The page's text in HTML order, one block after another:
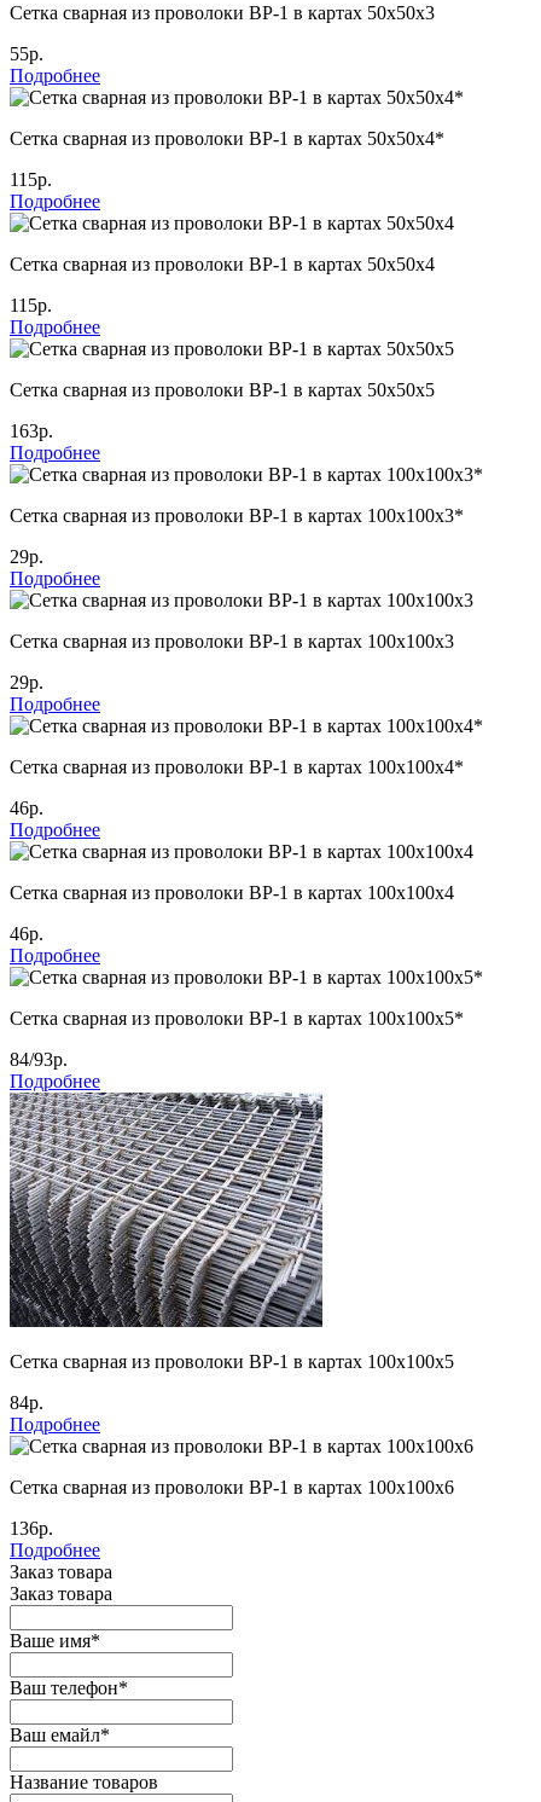
Сетка сварная из проволоки ВР-1 в картах 50х50х3
55р.
Подробнее
Сетка сварная из проволоки ВР-1 в картах 50х50х4*
115р.
Подробнее
Сетка сварная из проволоки ВР-1 в картах 50х50х4
115р.
Подробнее
Сетка сварная из проволоки ВР-1 в картах 50х50х5
163р.
Подробнее
Сетка сварная из проволоки ВР-1 в картах 100х100х3*
29р.
Подробнее
Сетка сварная из проволоки ВР-1 в картах 100х100х3
29р.
Подробнее
Сетка сварная из проволоки ВР-1 в картах 100х100х4*
46р.
Подробнее
Сетка сварная из проволоки ВР-1 в картах 100х100х4
46р.
Подробнее
Сетка сварная из проволоки ВР-1 в картах 100х100х5*
84/93р.
Подробнее
Сетка сварная из проволоки ВР-1 в картах 100х100х5
84р.
Подробнее
Сетка сварная из проволоки ВР-1 в картах 100х100х6
136р.
Подробнее
Заказ товара
Заказ товара
Ваше имя*
Ваш телефон*
Ваш емайл*
Название товаров